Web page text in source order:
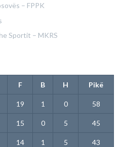
– FPPK
Sportit – MKRS
F B H Pikë
19 1 0 58
15 0 5 45
14 1 5 43